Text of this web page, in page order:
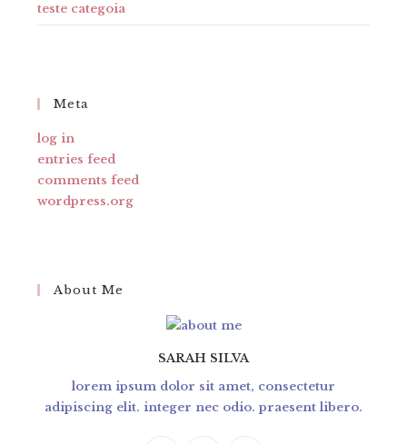
teste categoia
Meta
log in
entries feed
comments feed
wordpress.org
About Me
SARAH SILVA
lorem ipsum dolor sit amet, consectetur
adipiscing elit. integer nec odio. praesent libero.